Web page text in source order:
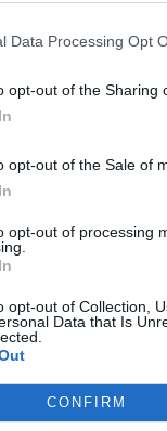
Data Processing Opt
opt-out of the Sharing
opt-out of the Sale of
opt-out of processing
opt-out of Collection,
Data that Is
CONFIRM
200.000
tot
uitzending van
de complexiteit
fentanyl en
4 5 6